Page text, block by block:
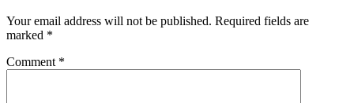
Your email address will not be published. Required fields are
marked *
Comment *